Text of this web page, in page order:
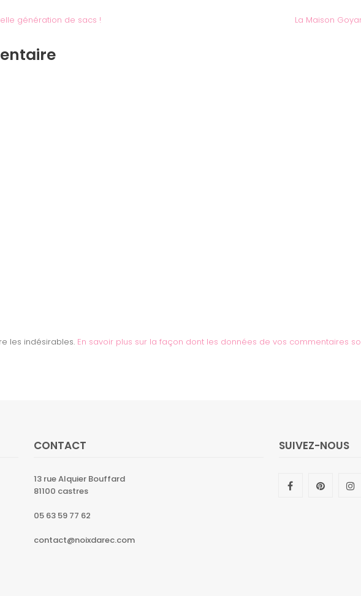
génération de sacs ! La Maison
les indésirables. En savoir plus sur la façon dont les données de vos commentaires
CONTACT
13 rue Alquier Bouffard
81100 castres
05 63 59 77 62
contact@noixdarec.com
SUIVEZ-NOUS